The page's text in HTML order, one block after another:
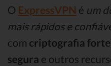
O ExpressVPN é um
mais rápidos e
com criptografia
segura e outros